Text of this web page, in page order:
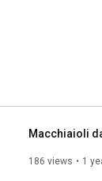
Macchiaioli
186 views 1